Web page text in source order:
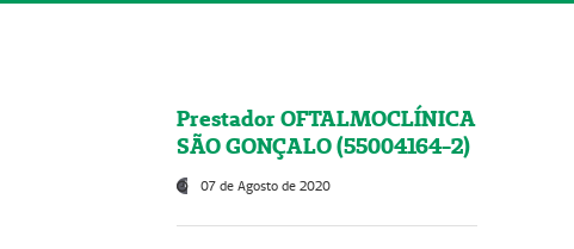
Prestador OFTALMOCLÍNICA
SÃO GONÇALO (55004164-2)
07 de Agosto de 2020